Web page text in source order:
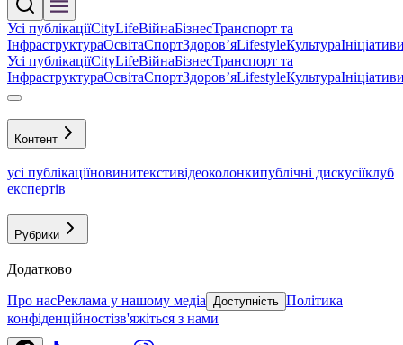
Усі публікаціїCityLifeВійнаБізнесТранспорт та
ІнфраструктураОсвітаСпортЗдоровʼяLifestyleКультура
Усі публікаціїCityLifeВійнаБізнесТранспорт та
ІнфраструктураОсвітаСпортЗдоровʼяLifestyleКультура
Контент
усі публікаціїновинитекстивідеоколонкипублічні дискусіїклуб
експертів
Рубрики
Додатково
Про насРеклама у нашому медіа Доступність Політика
конфіденційностізв'яжіться з нами